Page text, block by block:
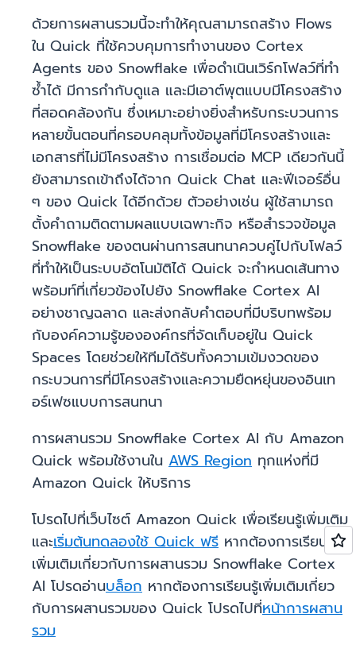
ด้วยการผสานรวมนี้จะทำให้คุณสามารถสร้าง Flows
ใน Quick ที่ใช้ควบคุมการทำงานของ Cortex
Agents ของ Snowflake เพื่อดำเนินเวิร์กโฟลว์ที่ทำ
ซ้ำได้ มีการกำกับดูแล และมีเอาต์พุตแบบมีโครงสร้าง
ที่สอดคล้องกัน ซึ่งเหมาะอย่างยิ่งสำหรับกระบวนการ
หลายขั้นตอนที่ครอบคลุมทั้งข้อมูลที่มีโครงสร้างและ
เอกสารที่ไม่มีโครงสร้าง การเชื่อมต่อ MCP เดียวกันนี้
ยังสามารถเข้าถึงได้จาก Quick Chat และฟีเจอร์อื่น
ๆ ของ Quick ได้อีกด้วย ตัวอย่างเช่น ผู้ใช้สามารถ
ตั้งคำถามติดตามผลแบบเฉพาะกิจ หรือสำรวจข้อมูล
Snowflake ของตนผ่านการสนทนาควบคู่ไปกับโฟลว์
ที่ทำให้เป็นระบบอัตโนมัติได้ Quick จะกำหนดเส้นทาง
พร้อมท์ที่เกี่ยวข้องไปยัง Snowflake Cortex AI
อย่างชาญฉลาด และส่งกลับคำตอบที่มีบริบทพร้อม
กับองค์ความรู้ขององค์กรที่จัดเก็บอยู่ใน Quick
Spaces โดยช่วยให้ทีมได้รับทั้งความเข้มงวดของ
กระบวนการที่มีโครงสร้างและความยืดหยุ่นของอินเท
อร์เฟซแบบการสนทนา
การผสานรวม Snowflake Cortex AI กับ Amazon
Quick พร้อมใช้งานใน AWS Region ทุกแห่งที่มี
Amazon Quick ให้บริการ
โปรดไปที่เว็บไซต์ Amazon Quick เพื่อเรียนรู้เพิ่มเติม
และเริ่มต้นทดลองใช้ Quick ฟรี หากต้องการเรียนรู้
เพิ่มเติมเกี่ยวกับการผสานรวม Snowflake Cortex
AI โปรดอ่านบล็อก หากต้องการเรียนรู้เพิ่มเติมเกี่ยว
กับการผสานรวมของ Quick โปรดไปที่หน้าการผสาน
รวม